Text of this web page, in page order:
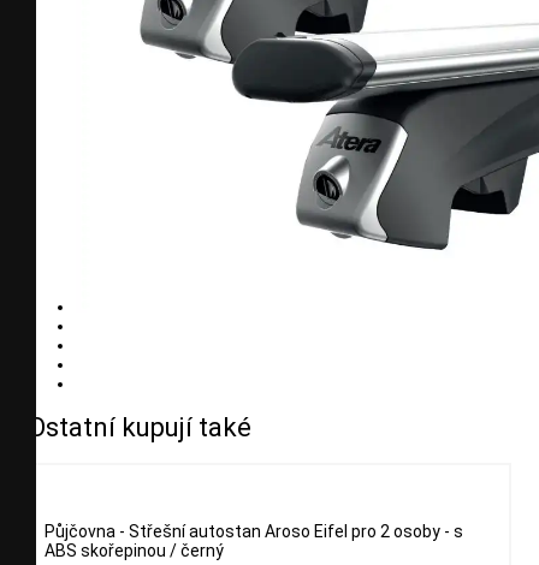
Ostatní kupují také
Půjčovna - Střešní autostan Aroso Eifel pro 2 osoby - s
ABS skořepinou / černý